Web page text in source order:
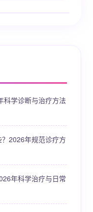
科学诊断与治疗方法
2026年规范诊疗方
年科学治疗与日常